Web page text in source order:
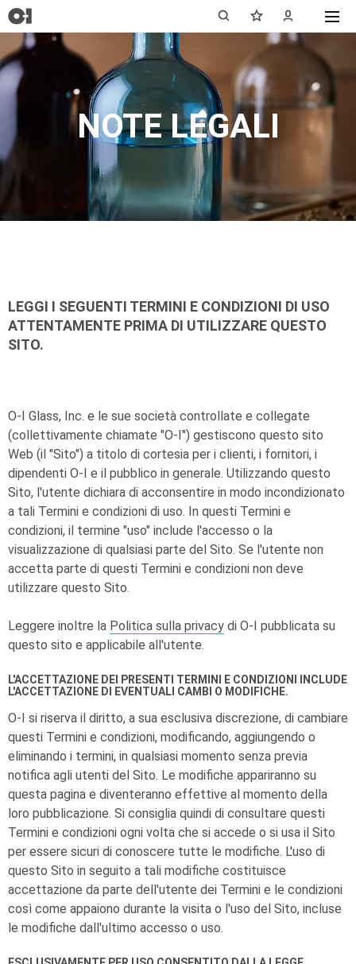
NOTE LEGALI
LEGGI I SEGUENTI TERMINI E CONDIZIONI DI USO
ATTENTAMENTE PRIMA DI UTILIZZARE QUESTO
SITO.
O-I Glass, Inc. e le sue società controllate e collegate
(collettivamente chiamate "O-I") gestiscono questo sito
Web (il "Sito") a titolo di cortesia per i clienti, i fornitori, i
dipendenti O-I e il pubblico in generale. Utilizzando questo
Sito, l'utente dichiara di acconsentire in modo incondizionato
a tali Termini e condizioni di uso. In questi Termini e
condizioni, il termine "uso" include l'accesso o la
visualizzazione di qualsiasi parte del Sito. Se l'utente non
accetta parte di questi Termini e condizioni non deve
utilizzare questo Sito.
Leggere inoltre la Politica sulla privacy di O-I pubblicata su
questo sito e applicabile all'utente.
L'ACCETTAZIONE DEI PRESENTI TERMINI E CONDIZIONI INCLUDE
L'ACCETTAZIONE DI EVENTUALI CAMBI O MODIFICHE.
O-I si riserva il diritto, a sua esclusiva discrezione, di cambiare
questi Termini e condizioni, modificando, aggiungendo o
eliminando i termini, in qualsiasi momento senza previa
notifica agli utenti del Sito. Le modifiche appariranno su
questa pagina e diventeranno effettive al momento della
loro pubblicazione. Si consiglia quindi di consultare questi
Termini e condizioni ogni volta che si accede o si usa il Sito
per essere sicuri di conoscere tutte le modifiche. L'uso di
questo Sito in seguito a tali modifiche costituisce
accettazione da parte dell'utente dei Termini e le condizioni
così come appaiono durante la visita o l'uso del Sito, incluse
le modifiche dall'ultimo accesso o uso.